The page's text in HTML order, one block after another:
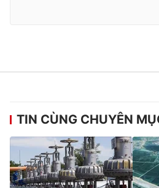
024.38 355 931 -
Email:toasoan@vtv.vn
TIN CÙNG CHUYÊN